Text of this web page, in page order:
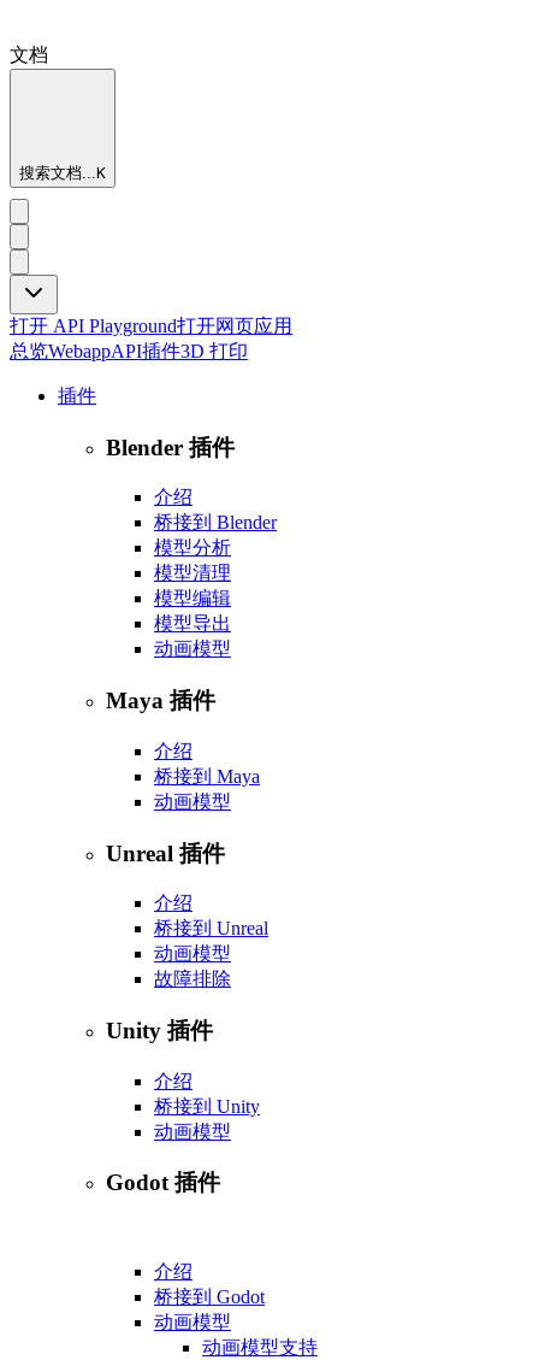
文档
搜索文档...K
打开 API Playground打开网页应用
总览WebappAPI插件3D 打印
插件
Blender 插件
介绍
桥接到 Blender
模型分析
模型清理
模型编辑
模型导出
动画模型
Maya 插件
介绍
桥接到 Maya
动画模型
Unreal 插件
介绍
桥接到 Unreal
动画模型
故障排除
Unity 插件
介绍
桥接到 Unity
动画模型
Godot 插件
介绍
桥接到 Godot
动画模型
动画模型支持